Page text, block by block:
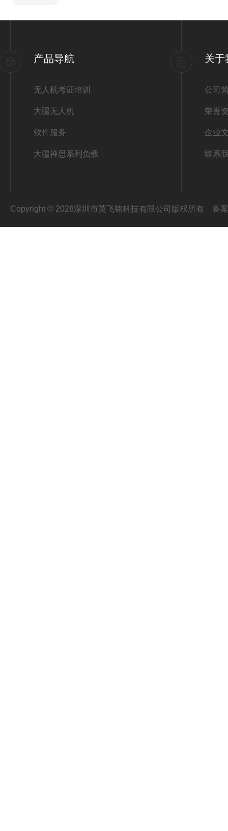
产品导航
无人机考证培训
大疆无人机
软件服务
大疆禅思系列负载
关于
公司
荣誉
企业
联系
Copyright © 2026深圳市英飞铭科技有限公司版权所有 备